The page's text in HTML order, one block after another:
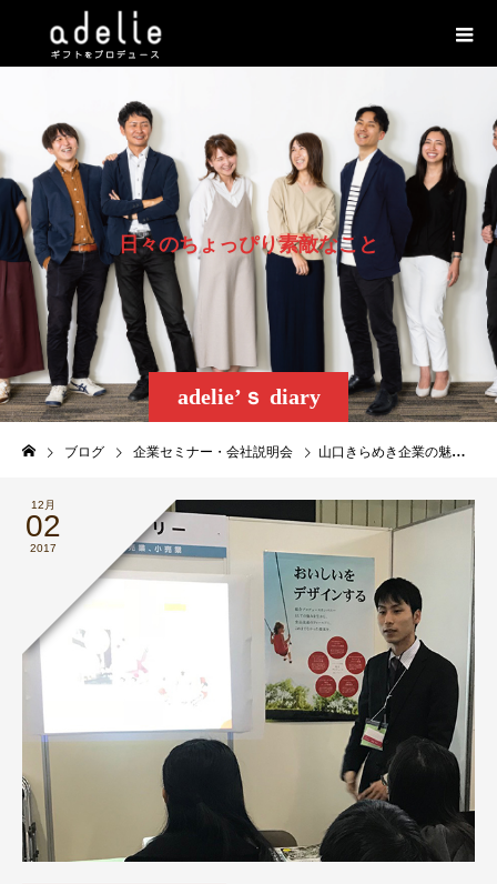
adelie’ｓ diary
日々のちょ っぴり素敵なこ と
ブログ 企業セミナー・会社説明会 山口きらめき企業の魅力発見フェア2017へ参加！
12月
02
2017